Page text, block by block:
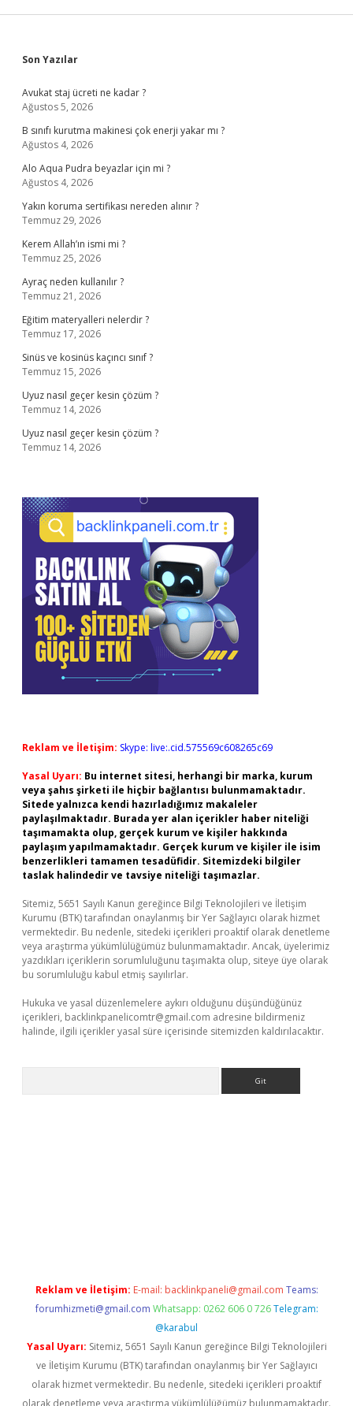
Sidebar
Son Yazılar
Avukat staj ücreti ne kadar ?
Ağustos 5, 2026
B sınıfı kurutma makinesi çok enerji yakar mı ?
Ağustos 4, 2026
Alo Aqua Pudra beyazlar için mi ?
Ağustos 4, 2026
Yakın koruma sertifikası nereden alınır ?
Temmuz 29, 2026
Kerem Allah’ın ismi mi ?
Temmuz 25, 2026
Ayraç neden kullanılır ?
Temmuz 21, 2026
Eğitim materyalleri nelerdir ?
Temmuz 17, 2026
Sinüs ve kosinüs kaçıncı sınıf ?
Temmuz 15, 2026
Uyuz nasıl geçer kesin çözüm ?
Temmuz 14, 2026
Uyuz nasıl geçer kesin çözüm ?
Temmuz 14, 2026
Reklam ve İletişim: Skype: live:.cid.575569c608265c69
Yasal Uyarı: Bu internet sitesi, herhangi bir marka, kurum
veya şahıs şirketi ile hiçbir bağlantısı bulunmamaktadır.
Sitede yalnızca kendi hazırladığımız makaleler
paylaşılmaktadır. Burada yer alan içerikler haber niteliği
taşımamakta olup, gerçek kurum ve kişiler hakkında
paylaşım yapılmamaktadır. Gerçek kurum ve kişiler ile isim
benzerlikleri tamamen tesadüfidir. Sitemizdeki bilgiler
taslak halindedir ve tavsiye niteliği taşımazlar.
Sitemiz, 5651 Sayılı Kanun gereğince Bilgi Teknolojileri ve İletişim
Kurumu (BTK) tarafından onaylanmış bir Yer Sağlayıcı olarak hizmet
vermektedir. Bu nedenle, sitedeki içerikleri proaktif olarak denetleme
veya araştırma yükümlülüğümüz bulunmamaktadır. Ancak, üyelerimiz
yazdıkları içeriklerin sorumluluğunu taşımakta olup, siteye üye olarak
bu sorumluluğu kabul etmiş sayılırlar.
Hukuka ve yasal düzenlemelere aykırı olduğunu düşündüğünüz
içerikleri, backlinkpanelicomtr@gmail.com adresine bildirmeniz
halinde, ilgili içerikler yasal süre içerisinde sitemizden kaldırılacaktır.
Reklam ve İletişim: E-mail: backlinkpaneli@gmail.com Teams:
forumhizmeti@gmail.com Whatsapp: 0262 606 0 726 Telegram:
@karabul
Yasal Uyarı: Sitemiz, 5651 Sayılı Kanun gereğince Bilgi Teknolojileri
ve İletişim Kurumu (BTK) tarafından onaylanmış bir Yer Sağlayıcı
olarak hizmet vermektedir. Bu nedenle, sitedeki içerikleri proaktif
olarak denetleme veya araştırma yükümlülüğümüz bulunmamaktadır.